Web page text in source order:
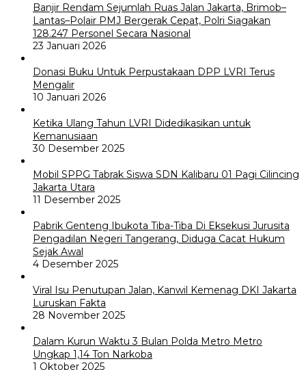
Banjir Rendam Sejumlah Ruas Jalan Jakarta, Brimob–
Lantas–Polair PMJ Bergerak Cepat, Polri Siagakan
128.247 Personel Secara Nasional
23 Januari 2026
Donasi Buku Untuk Perpustakaan DPP LVRI Terus
Mengalir
10 Januari 2026
Ketika Ulang Tahun LVRI Didedikasikan untuk
Kemanusiaan
30 Desember 2025
Mobil SPPG Tabrak Siswa SDN Kalibaru 01 Pagi Cilincing
Jakarta Utara
11 Desember 2025
Pabrik Genteng Ibukota Tiba-Tiba Di Eksekusi Jurusita
Pengadilan Negeri Tangerang, Diduga Cacat Hukum
Sejak Awal
4 Desember 2025
Viral Isu Penutupan Jalan, Kanwil Kemenag DKI Jakarta
Luruskan Fakta
28 November 2025
Dalam Kurun Waktu 3 Bulan Polda Metro Metro
Ungkap 1,14 Ton Narkoba
1 Oktober 2025